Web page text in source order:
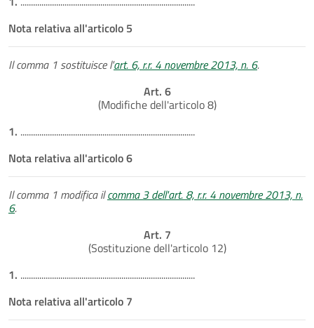
Nota relativa all'articolo 5
Il comma 1 sostituisce l'art. 6, r.r. 4 novembre 2013, n. 6.
Art. 6
(Modifiche dell'articolo 8)
1. ...................................................................................
Nota relativa all'articolo 6
Il comma 1 modifica ilcomma 3 dell'art. 8, r.r. 4 novembre 2013, n.
6.
Art. 7
(Sostituzione dell'articolo 12)
1. ...................................................................................
Nota relativa all'articolo 7